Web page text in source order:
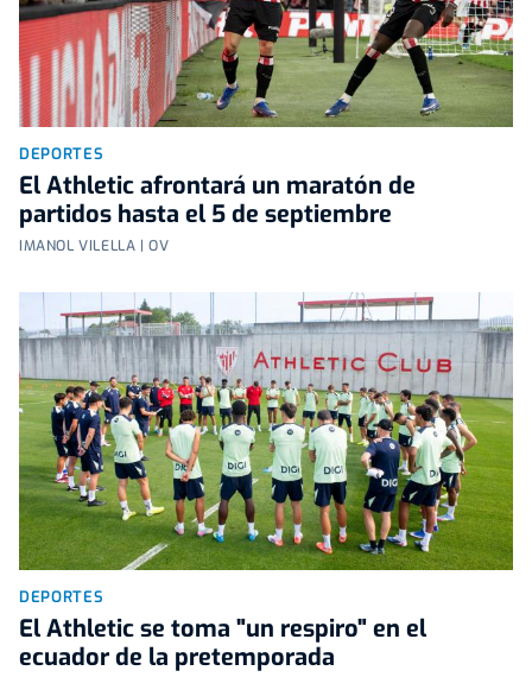
DEPORTES
El Athletic afrontará un maratón de
partidos hasta el 5 de septiembre
IMANOL VILELLA | OV
DEPORTES
El Athletic se toma "un respiro" en el
ecuador de la pretemporada